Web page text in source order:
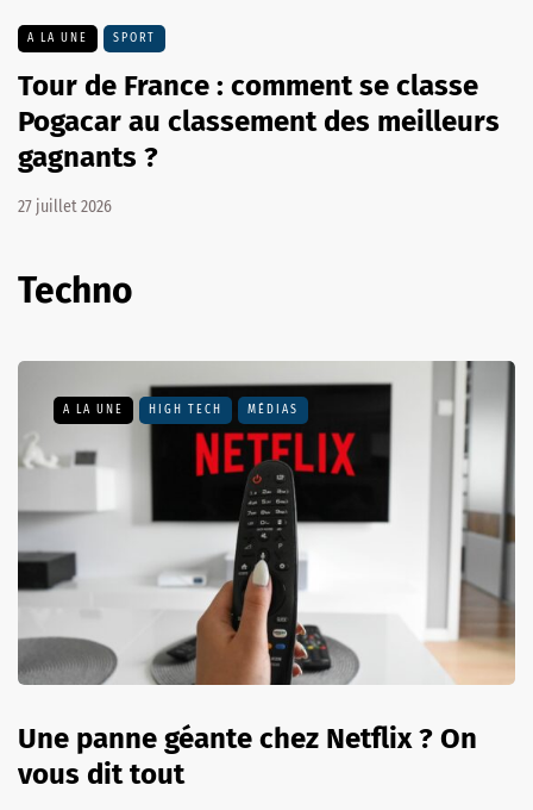
A LA UNE SPORT
Tour de France : comment se classe
Pogacar au classement des meilleurs
gagnants ?
27 juillet 2026
Techno
A LA UNE HIGH TECH MÉDIAS
Une panne géante chez Netflix ? On
vous dit tout